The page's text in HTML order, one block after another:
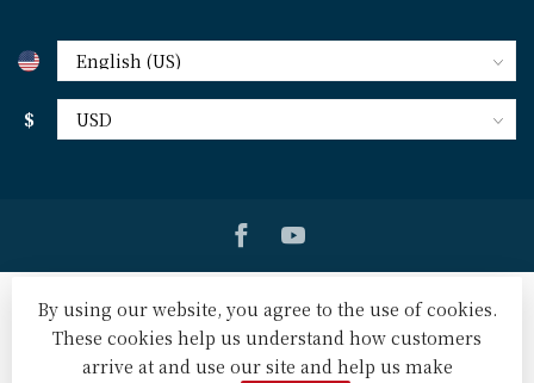
$
© Copyright 2026 天道北美網路書房 U.S. Tien Dao Books
By using our website, you agree to the use of cookies.
These cookies help us understand how customers
arrive at and use our site and help us make